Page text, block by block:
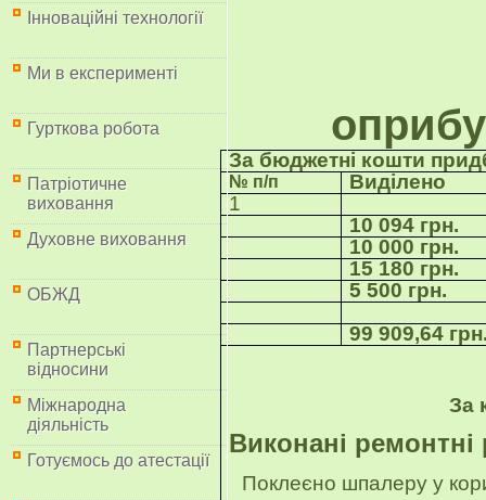
Інноваційні технології
Ми в експерименті
Гурткова робота
Патріотичне
виховання
Духовне виховання
ОБЖД
Партнерські
відносини
Міжнародна
діяльність
Готуємось до атестації
За бюджетні кошти
№ п/п
Виділено
1
10 094 грн.
10 000 грн.
15 180 грн.
5 500 грн.
99 909,64
За
Виконані ремонтні
Поклеєно шпалеру у